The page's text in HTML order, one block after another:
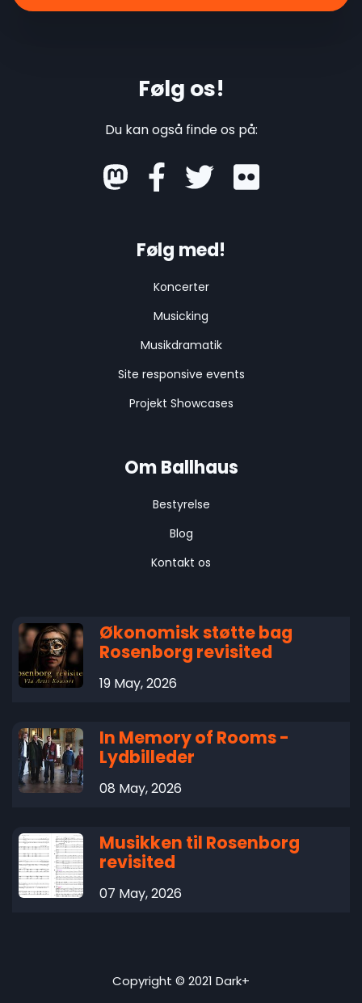
Følg os!
Du kan også finde os på:
mastodon
Følg med!
Koncerter
Musicking
Musikdramatik
Site responsive events
Projekt Showcases
Om Ballhaus
Bestyrelse
Blog
Kontakt os
Økonomisk støtte bag
Rosenborg revisited
19 May, 2026
In Memory of Rooms -
Lydbilleder
08 May, 2026
Musikken til Rosenborg
revisited
07 May, 2026
Copyright © 2021 Dark+